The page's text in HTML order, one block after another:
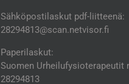
Sähköpostilaskut pdf-liitteenä:
28294813@scan.netvisor.fi
Paperilaskut:
Suomen Urheilufysioterapeutit
28294813